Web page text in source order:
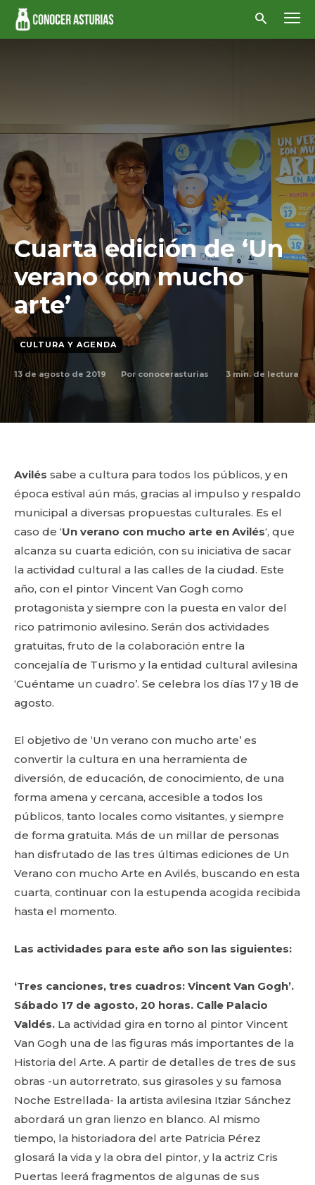
Cuarta edición de ‘Un
verano con mucho
arte’
CULTURA Y AGENDA
13 de agosto de 2019 Por conocerasturias 3 min. de lectura
Avilés sabe a cultura para todos los públicos, y en
época estival aún más, gracias al impulso y respaldo
municipal a diversas propuestas culturales. Es el
caso de ‘Un verano con mucho arte en Avilés‘, que
alcanza su cuarta edición, con su iniciativa de sacar
la actividad cultural a las calles de la ciudad. Este
año, con el pintor Vincent Van Gogh como
protagonista y siempre con la puesta en valor del
rico patrimonio avilesino. Serán dos actividades
gratuitas, fruto de la colaboración entre la
concejalía de Turismo y la entidad cultural avilesina
‘Cuéntame un cuadro’. Se celebra los días 17 y 18 de
agosto.
El objetivo de ‘Un verano con mucho arte’ es
convertir la cultura en una herramienta de
diversión, de educación, de conocimiento, de una
forma amena y cercana, accesible a todos los
públicos, tanto locales como visitantes, y siempre
de forma gratuita. Más de un millar de personas
han disfrutado de las tres últimas ediciones de Un
Verano con mucho Arte en Avilés, buscando en esta
cuarta, continuar con la estupenda acogida recibida
hasta el momento.
Las actividades para este año son las siguientes:
‘Tres canciones, tres cuadros: Vincent Van Gogh’.
Sábado 17 de agosto, 20 horas. Calle Palacio
Valdés. La actividad gira en torno al pintor Vincent
Van Gogh una de las figuras más importantes de la
Historia del Arte. A partir de detalles de tres de sus
obras -un autorretrato, sus girasoles y su famosa
Noche Estrellada- la artista avilesina Itziar Sánchez
abordará un gran lienzo en blanco. Al mismo
tiempo, la historiadora del arte Patricia Pérez
glosará la vida y la obra del pintor, y la actriz Cris
Puertas leerá fragmentos de algunas de sus